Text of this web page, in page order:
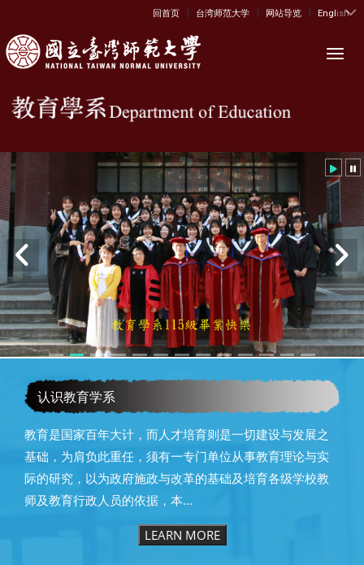
:::
回首页 | 台湾师范大学 | 网站导览 | English
认识教育学系
教育是国家百年大计，而人才培育则是一切建设与发展之
基础，为肩负此重任，须有一专门单位从事教育理论与实
际的研究，以为政府施政与改革的基础及培育各级学校教
师及教育行政人员的依据，本...
LEARN MORE